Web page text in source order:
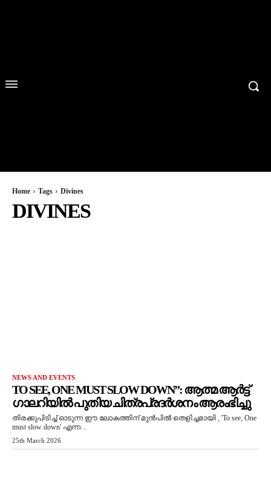
Home Tags Divines
DIVINES
NEWS AND EVENTS
TO SEE, ONE MUST SLOW DOWN”: ആത്മ ആർട്ട്
ഗാലറിയിൽ പുതിയ ചിത്രപ്രദർശനം ആരംഭിച്ചു
തിരക്കുപിടിച്ച് ഓടുന്ന ഈ ലോകത്തിന് മുൻപിൽ തെളിച്ചമായി , 'To see, One
must slow down' എന്ന...
25th March 2026